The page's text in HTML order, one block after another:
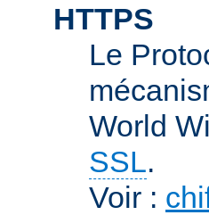
HTTPS
Le
World
SSL.
Voir :